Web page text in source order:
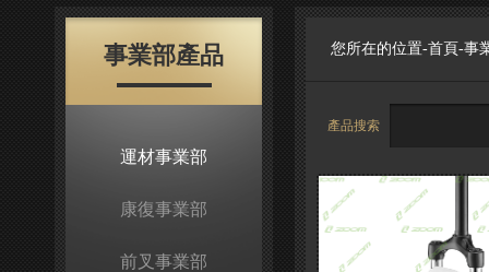
事業部產品
運材事業部
康復事業部
前叉事業部
您所在的位置-首頁-事
產品搜索